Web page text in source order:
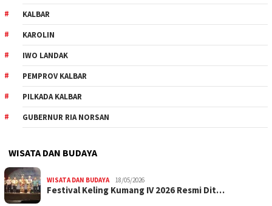
KALBAR
KAROLIN
IWO LANDAK
PEMPROV KALBAR
PILKADA KALBAR
GUBERNUR RIA NORSAN
WISATA DAN BUDAYA
WISATA DAN BUDAYA 18/05/2026
Festival Keling Kumang IV 2026 Resmi Dit…